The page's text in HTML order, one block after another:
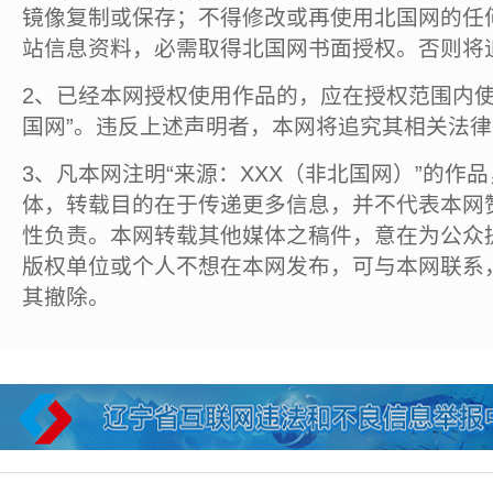
镜像复制或保存；不得修改或再使用北国网的
站信息资料，必需取得北国网书面授权。否则将
2、已经本网授权使用作品的，应在授权范围内
国网”。违反上述声明者，本网将追究其相关法
3、凡本网注明“来源：XXX（非北国网）”的作
体，转载目的在于传递更多信息，并不代表本
性负责。本网转载其他媒体之稿件，意在为公
版权单位或个人不想在本网发布，可与本网联
其撤除。